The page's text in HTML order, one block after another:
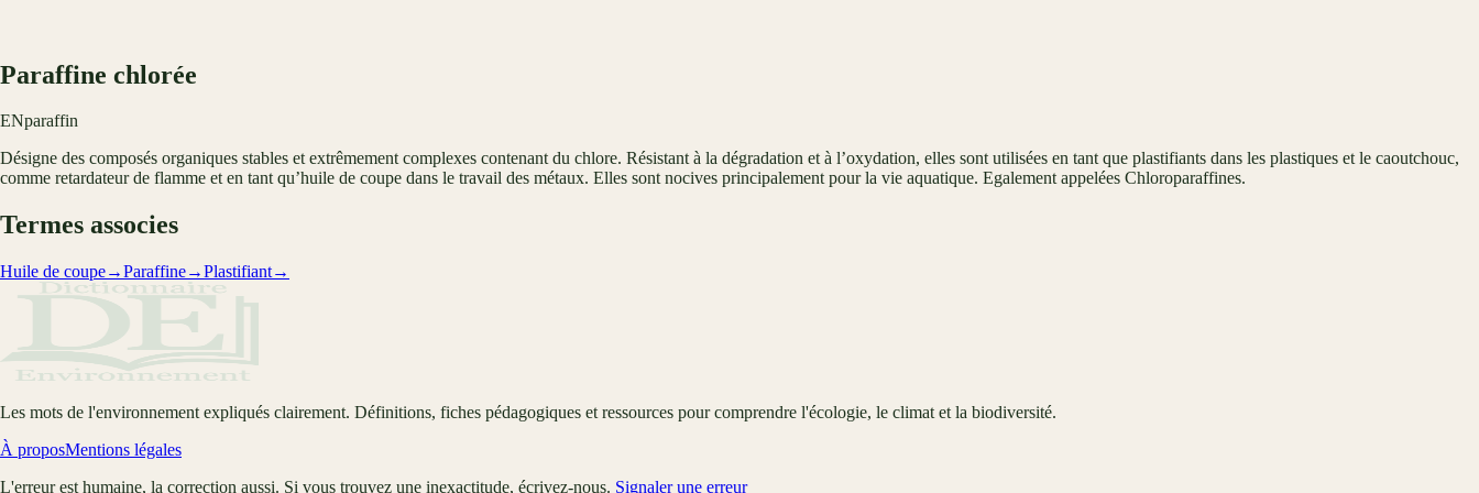
Paraffine chlorée
ENparaffin
Désigne des composés organiques stables et extrêmement complexes contenant du chlore. Résistant à la dégradation et à l’oxydation, elles sont utilisées en tant que plastifiants dans les plastiques et le caoutchouc,
comme retardateur de flamme et en tant qu’huile de coupe dans le travail des métaux. Elles sont nocives principalement pour la vie aquatique. Egalement appelées Chloroparaffines.
Termes associes
Huile de coupe→Paraffine→Plastifiant→
Les mots de l'environnement expliqués clairement. Définitions, fiches pédagogiques et ressources pour comprendre l'écologie, le climat et la biodiversité.
À proposMentions légales
L'erreur est humaine, la correction aussi. Si vous trouvez une inexactitude, écrivez-nous. Signaler une erreur